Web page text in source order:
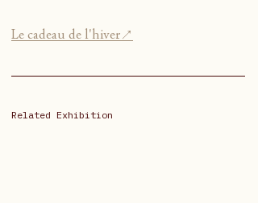
Le cadeau de l'hiver↗
Related Exhibition